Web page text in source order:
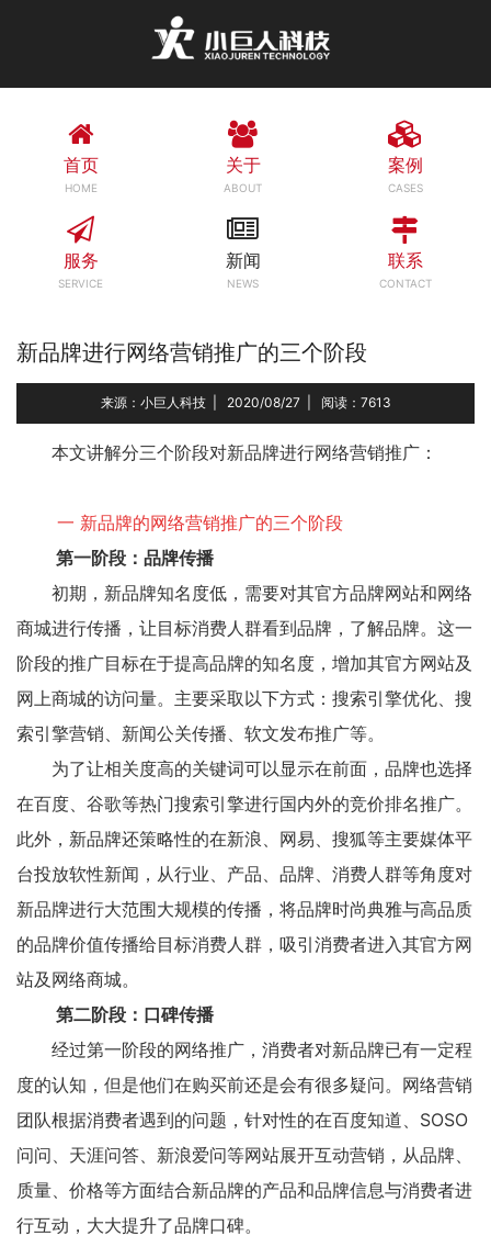
首页
HOME
关于
ABOUT
案例
CASES
服务
SERVICE
新闻
NEWS
联系
CONTACT
新品牌进行网络营销推广的三个阶段
来源：小巨人科技| 2020/08/27| 阅读：7613
本文讲解分三个阶段对新品牌进行网络营销推广：
一 新品牌的网络营销推广的三个阶段
第一阶段：品牌传播
初期，新品牌知名度低，需要对其官方品牌网站和网络
商城进行传播，让目标消费人群看到品牌，了解品牌。这一
阶段的推广目标在于提高品牌的知名度，增加其官方网站及
网上商城的访问量。主要采取以下方式：搜索引擎优化、搜
索引擎营销、新闻公关传播、软文发布推广等。
为了让相关度高的关键词可以显示在前面，品牌也选择
在百度、谷歌等热门搜索引擎进行国内外的竞价排名推广。
此外，新品牌还策略性的在新浪、网易、搜狐等主要媒体平
台投放软性新闻，从行业、产品、品牌、消费人群等角度对
新品牌进行大范围大规模的传播，将品牌时尚典雅与高品质
的品牌价值传播给目标消费人群，吸引消费者进入其官方网
站及网络商城。
第二阶段：口碑传播
经过第一阶段的网络推广，消费者对新品牌已有一定程
度的认知，但是他们在购买前还是会有很多疑问。网络营销
团队根据消费者遇到的问题，针对性的在百度知道、SOSO
问问、天涯问答、新浪爱问等网站展开互动营销，从品牌、
质量、价格等方面结合新品牌的产品和品牌信息与消费者进
行互动，大大提升了品牌口碑。